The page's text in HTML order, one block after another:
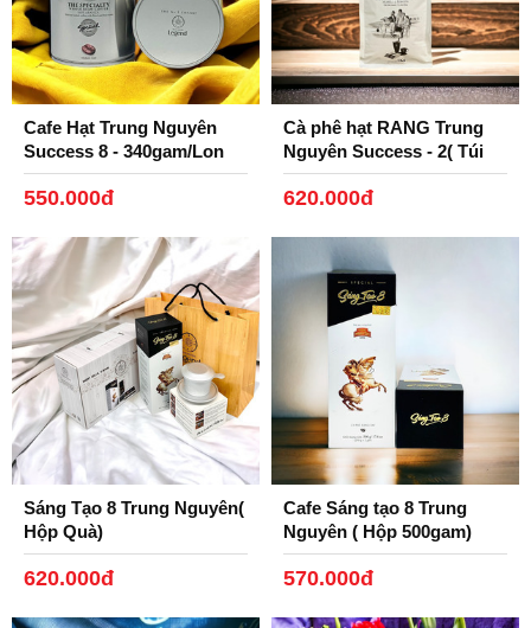
Cafe Hạt Trung Nguyên
Success 8 - 340gam/Lon
550.000đ
Cà phê hạt RANG Trung
Nguyên Success - 2( Túi
1kg)
620.000đ
Sáng Tạo 8 Trung Nguyên(
Hộp Quà)
620.000đ
Cafe Sáng tạo 8 Trung
Nguyên ( Hộp 500gam)
570.000đ